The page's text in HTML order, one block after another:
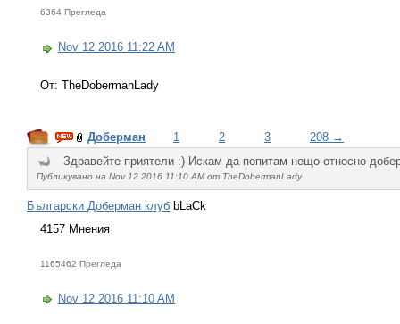
6364 Прегледа
Nov 12 2016 11:22 AM
От: TheDobermanLady
Доберман 1 2 3
208 →
Здравейте приятели :) Искам да попитам нещо относно
Публикувано на Nov 12 2016 11:10 AM от TheDobermanLady
Български Доберман клуб bLaCk
4157 Мнения
1165462 Прегледа
Nov 12 2016 11:10 AM